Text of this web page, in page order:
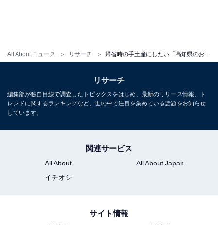
All About ニュース リサーチ 帰省時の手土産にしたい「高知県のお土産」ランキング！ 2位「塩けんぴ」を抑えた1位は？【2025年調査】
リサーチ
編集部が独自目線で調査したトピックスをはじめ、最新のリリース情報、ト
レンドに関するランキングなど、世の中で注目を集めている話題をお知らせ
しています。
関連サービス
All About
All About Japan
イチオシ
サイト情報